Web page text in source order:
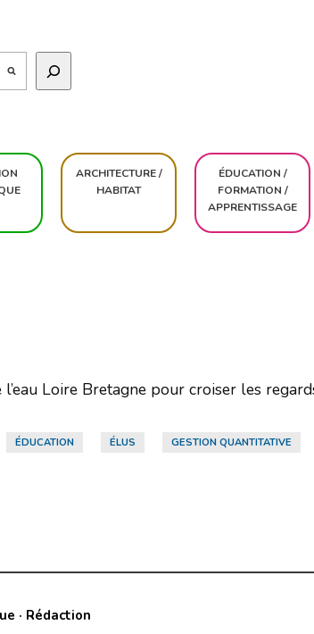
ARCHITECTURE /
HABITAT
ÉDUCATION /
FORMATION /
APPRENTISSAGE
Loire Bretagne pour croiser les
ÉDUCATION ÉLUS GESTION QUANTITATIVE
· Rédaction